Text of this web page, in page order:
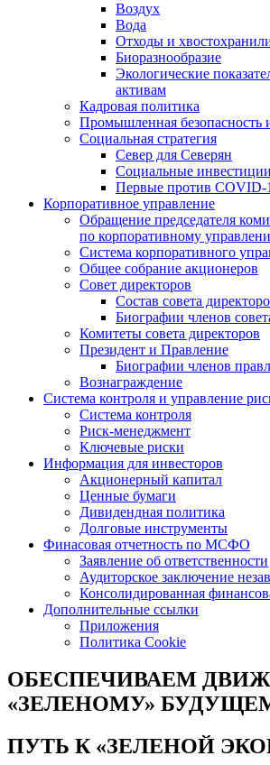
Воздух
Вода
Отходы и
Биоразнообразие
Экологические
активам
Кадровая политика
Промышленная безопасность
Социальная стратегия
Север для Северян
Социальные инвестиции
Первые против
Корпоративное управление
Обращение председателя
по корпоративному
Система корпоративного
Общее собрание акционеров
Совет директоров
Состав совета
Биографии членов
Комитеты совета директоров
Президент и Правление
Биографии членов
Вознаграждение
Система контроля и управление
Система контроля
Риск-менеджмент
Ключевые риски
Информация для инвесторов
Акционерный капитал
Ценные бумаги
Дивидендная политика
Долговые инструменты
Финасовая отчетность по МСФО
Заявление об ответственности
Аудиторское заключение
Консолидированная
Дополнительные ссылки
Приложения
Политика Cookie
ОБЕСПЕЧИВАЕМ
«ЗЕЛЕНОМУ»
ПУТЬ К«ЗЕЛЕНОЙ